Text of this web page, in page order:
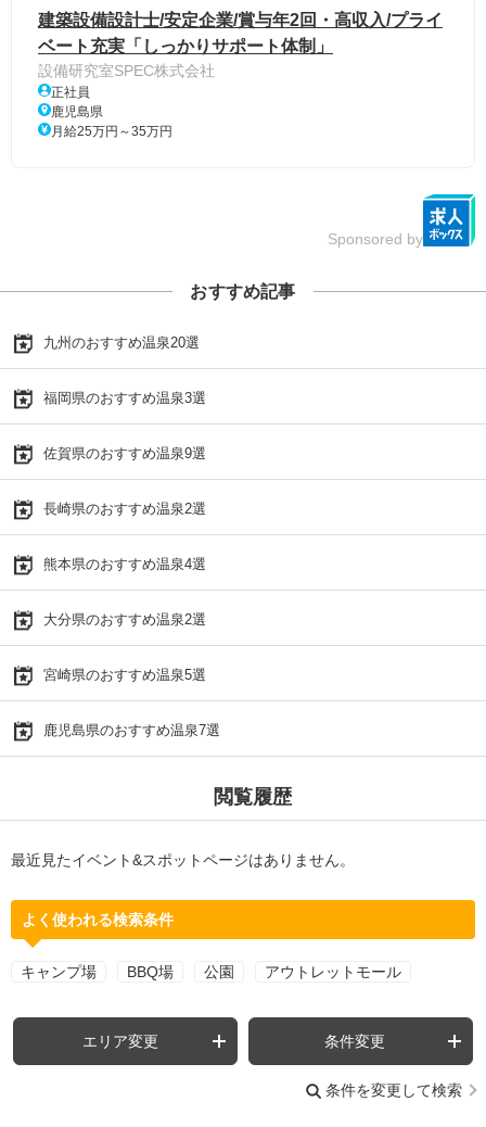
建築設備設計士/安定企業/賞与年2回・高収入/プライ
ベート充実「しっかりサポート体制」
設備研究室SPEC株式会社
正社員
鹿児島県
月給25万円～35万円
Sponsored by
おすすめ記事
九州のおすすめ温泉20選
福岡県のおすすめ温泉3選
佐賀県のおすすめ温泉9選
長崎県のおすすめ温泉2選
熊本県のおすすめ温泉4選
大分県のおすすめ温泉2選
宮崎県のおすすめ温泉5選
鹿児島県のおすすめ温泉7選
閲覧履歴
最近見たイベント&スポットページはありません。
よく使われる検索条件
キャンプ場 BBQ場 公園 アウトレットモール
エリア変更 条件変更
条件を変更して検索